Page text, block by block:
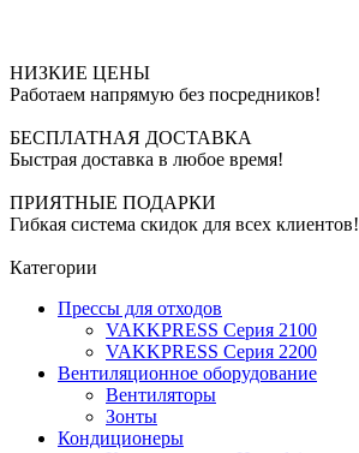
НИЗКИЕ ЦЕНЫ
Работаем напрямую без посредников!
БЕСПЛАТНАЯ ДОСТАВКА
Быстрая доставка в любое время!
ПРИЯТНЫЕ ПОДАРКИ
Гибкая система скидок для всех клиентов!
Категории
Прессы для отходов
VAKKPRESS Серия 2100
VAKKPRESS Серия 2200
Вентиляционное оборудование
Вентиляторы
Зонты
Кондиционеры